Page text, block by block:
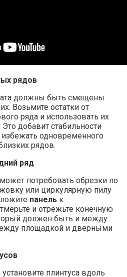
рядов
должны быть смещены
Возьмите остатки от
ряда и использовать их
добавит стабильности
одновременного
рядов.
ряд
потребовать обрезки по
или циркулярную пилу
панель к
и отрежьте конечную
должен быть и между
площадкой и дверными
плинтуса вдоль